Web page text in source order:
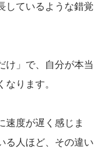
しているような錯覚
け」で、自分が本当
ります。
速度が遅く感じま
る人ほど、その違い